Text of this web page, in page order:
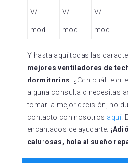
V/I V/I V/I
mod mod mod
Y hasta aquí todas las
mejores ventiladores de
dormitorios . ¿Con cuál te
alguna consulta o necesitas
tomar la mejor decisión, no
contacto con nosotros aquí.
encantados de ayudarte.
calurosas, hola al sueño